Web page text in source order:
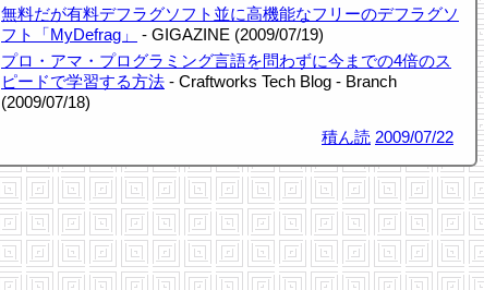
無料だが有料デフラグソフト並に高機能なフリーのデフラグソ
フト「MyDefrag」
- GIGAZINE (2009/07/19)
プロ・アマ・プログラミング言語を問わずに今までの4倍のス
ピードで学習する方法 - Craftworks Tech Blog - Branch
(2009/07/18)
積ん読 2009/07/22